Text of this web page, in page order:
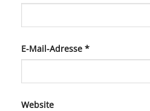
E-Mail-Adresse *
Website